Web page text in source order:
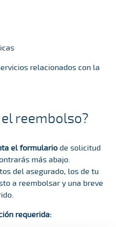
relacionados con la
reembolso?
el formulario de solicitud
más abajo.
del asegurado, los de tu
a reembolsar y una breve
requerida: